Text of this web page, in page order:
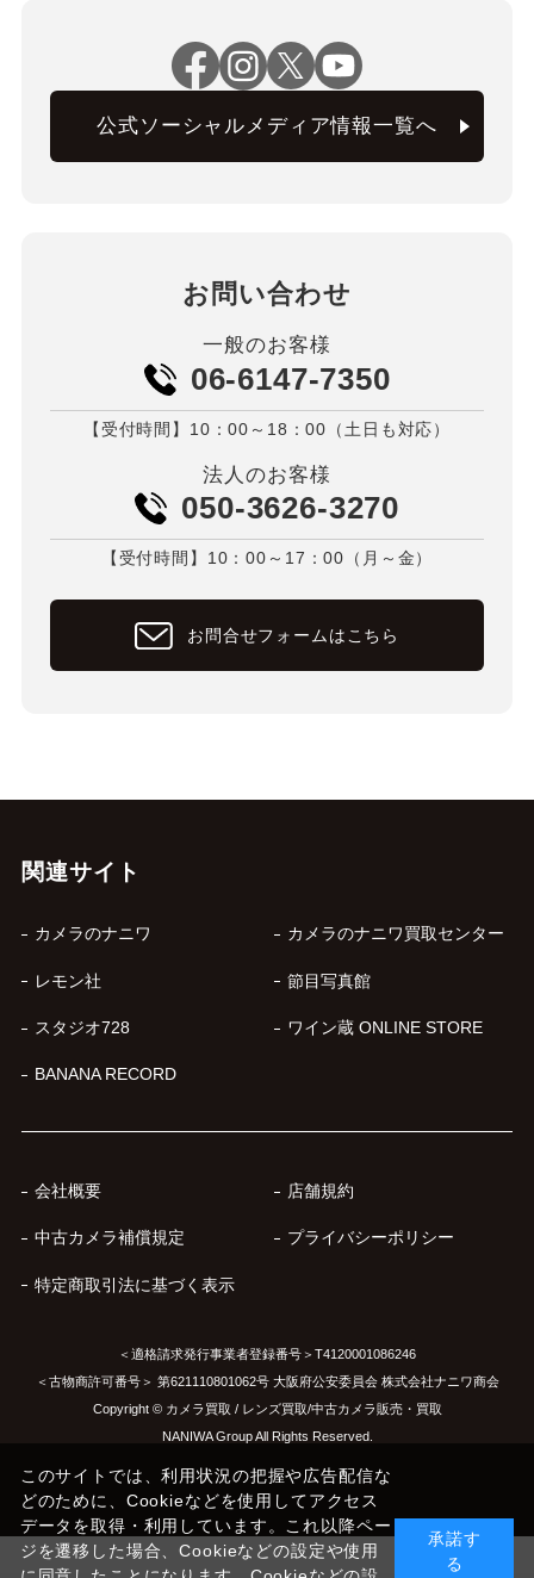
公式ソーシャルメディア情報一覧へ
お問い合わせ
一般のお客様
06-6147-7350
【受付時間】10：00～18：00（土日も対応）
法人のお客様
050-3626-3270
【受付時間】10：00～17：00（月～金）
お問合せフォームはこちら
関連サイト
カメラのナニワ カメラのナニワ買取センター
レモン社 節目写真館
スタジオ728 ワイン蔵 ONLINE STORE
BANANA RECORD
会社概要 店舗規約
中古カメラ補償規定 プライバシーポリシー
特定商取引法に基づく表示
＜適格請求発行事業者登録番号＞T4120001086246
＜古物商許可番号＞ 第621110801062号 大阪府公安委員会 株式会社ナニワ商会
Copyright © カメラ買取 / レンズ買取/中古カメラ販売・買取
NANIWA Group All Rights Reserved.
このサイトでは、利用状況の把握や広告配信な
どのために、Cookieなどを使用してアクセス
データを取得・利用しています。これ以降ペー
ジを遷移した場合、Cookieなどの設定や使用
承諾す
る